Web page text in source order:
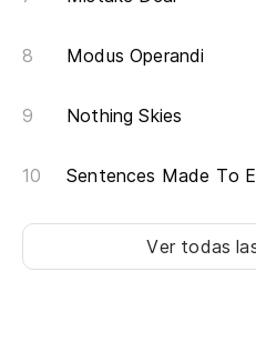
Modus Operandi
Nothing Skies
Sentences Made To
Ver todas